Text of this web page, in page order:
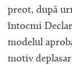
preot, după
întocmi
modelul
motiv